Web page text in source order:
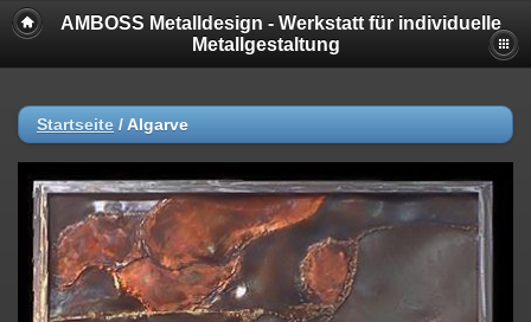
AMBOSS Metalldesign - Werkstatt für individuelle
Metallgestaltung
Startseite / Algarve